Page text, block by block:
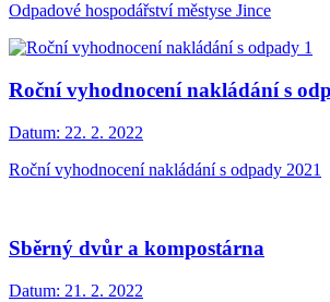
Odpadové hospodářství městyse Jince
Roční vyhodnocení nakládání s
Datum: 22. 2. 2022
Roční vyhodnocení nakládání s odpady 2021
Sběrný dvůr a kompostárna
Datum: 21. 2. 2022